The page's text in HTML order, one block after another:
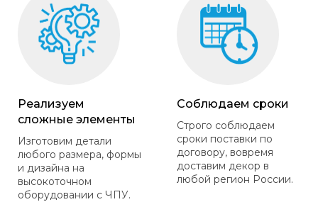
Реализуем
сложные элементы
Изготовим детали
любого размера, формы
и дизайна на
высокоточном
оборудовании с ЧПУ.
Соблюдаем сроки
Строго соблюдаем
сроки поставки по
договору, вовремя
доставим декор в
любой регион России.